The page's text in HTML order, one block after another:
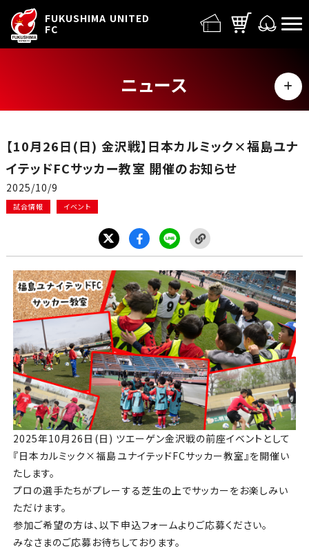
FUKUSHIMA UNITED
FC
ニュース
MENU
イベント
グッズ
チケット
アカデミー・スクール
農業部
まちづくり
パートナー
その他
【10月26日(日) 金沢戦】日本カルミック×福島ユナ
イテッドFCサッカー教室 開催のお知らせ
2025/10/9
試合情報 イベント
2025年10月26日(日) ツエーゲン金沢戦の前座イベントとして
『日本カルミック×福島ユナイテッドFCサッカー教室』を開催い
たします。
プロの選手たちがプレーする芝生の上でサッカーをお楽しみい
ただけます。
参加ご希望の方は、以下申込フォームよりご応募ください。
みなさまのご応募お待ちしております。